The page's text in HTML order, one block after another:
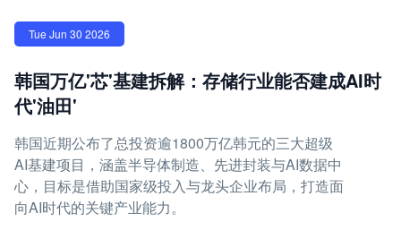
Tue Jun 30 2026
韩国万亿'芯'基建拆解：存储行业能否建成AI时
代'油田'
韩国近期公布了总投资逾1800万亿韩元的三大超级
AI基建项目，涵盖半导体制造、先进封装与AI数据中
心，目标是借助国家级投入与龙头企业布局，打造面
向AI时代的关键产业能力。